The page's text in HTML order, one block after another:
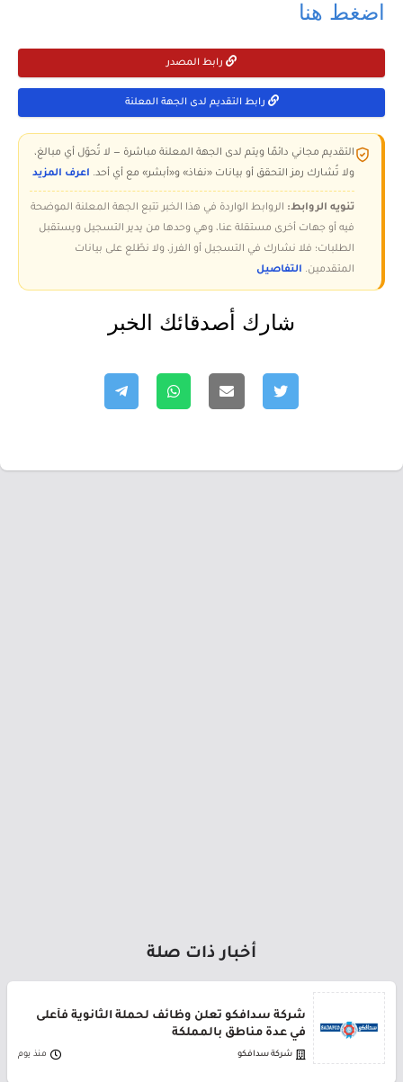
اضغط هنا
رابط المصدر
رابط التقديم لدى الجهة المعلنة
التقديم مجاني دائمًا ويتم لدى الجهة المعلنة مباشرة — لا تُحوّل أي مبالغ،
ولا تُشارك رمز التحقق أو بيانات «نفاذ» و«أبشر» مع أي أحد. اعرف المزيد
تنويه الروابط: الروابط الواردة في هذا الخبر تتبع الجهة المعلنة الموضحة
فيه أو جهات أخرى مستقلة عنا، وهي وحدها من يدير التسجيل ويستقبل
الطلبات؛ فلا نشارك في التسجيل أو الفرز، ولا نطّلع على بيانات
المتقدمين. التفاصيل
شارك أصدقائك الخبر
أخبار ذات صلة
شركة سدافكو تعلن وظائف لحملة الثانوية فأعلى
في عدة مناطق بالمملكة
شركة سدافكو منذ يوم